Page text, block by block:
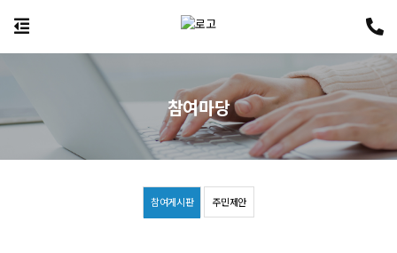
참여게시판 주민제안
참여마당